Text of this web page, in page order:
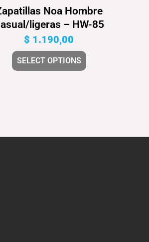
Noa Hombre
ligeras – HW-85
$ 1.190,00
SELECT OPTIONS